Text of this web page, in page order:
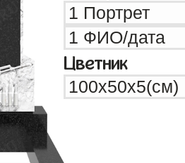
Цветник